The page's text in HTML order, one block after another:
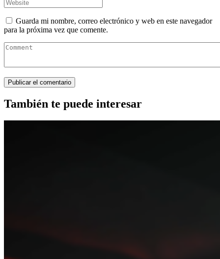
Guarda mi nombre, correo electrónico y web en este navegador
para la próxima vez que comente.
También te puede interesar